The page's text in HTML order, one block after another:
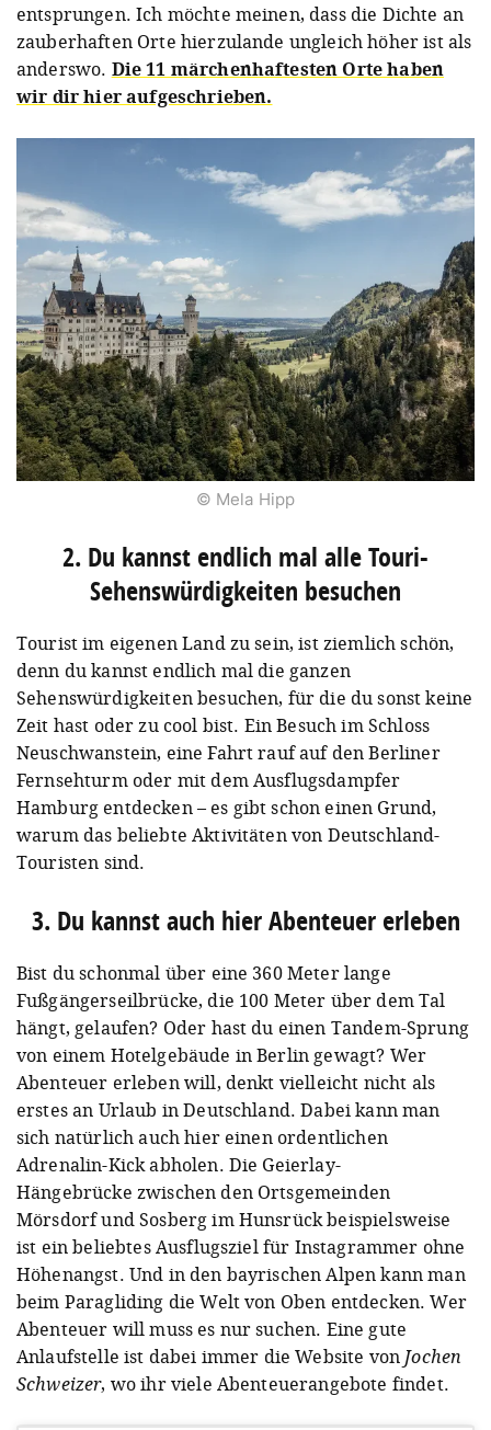
entsprungen. Ich möchte meinen, dass die Dichte an
zauberhaften Orte hierzulande ungleich höher ist als
anderswo. Die 11 märchenhaftesten Orte haben
wir dir hier aufgeschrieben.
© Mela Hipp
2. Du kannst endlich mal alle Touri-
Sehenswürdigkeiten besuchen
Tourist im eigenen Land zu sein, ist ziemlich schön,
denn du kannst endlich mal die ganzen
Sehenswürdigkeiten besuchen, für die du sonst keine
Zeit hast oder zu cool bist. Ein Besuch im Schloss
Neuschwanstein, eine Fahrt rauf auf den Berliner
Fernsehturm oder mit dem Ausflugsdampfer
Hamburg entdecken – es gibt schon einen Grund,
warum das beliebte Aktivitäten von Deutschland-
Touristen sind.
3. Du kannst auch hier Abenteuer erleben
Bist du schonmal über eine 360 Meter lange
Fußgängerseilbrücke, die 100 Meter über dem Tal
hängt, gelaufen? Oder hast du einen Tandem-Sprung
von einem Hotelgebäude in Berlin gewagt? Wer
Abenteuer erleben will, denkt vielleicht nicht als
erstes an Urlaub in Deutschland. Dabei kann man
sich natürlich auch hier einen ordentlichen
Adrenalin-Kick abholen. Die Geierlay-
Hängebrücke zwischen den Ortsgemeinden
Mörsdorf und Sosberg im Hunsrück beispielsweise
ist ein beliebtes Ausflugsziel für Instagrammer ohne
Höhenangst. Und in den bayrischen Alpen kann man
beim Paragliding die Welt von Oben entdecken. Wer
Abenteuer will muss es nur suchen. Eine gute
Anlaufstelle ist dabei immer die Website von Jochen
Schweizer, wo ihr viele Abenteuerangebote findet.